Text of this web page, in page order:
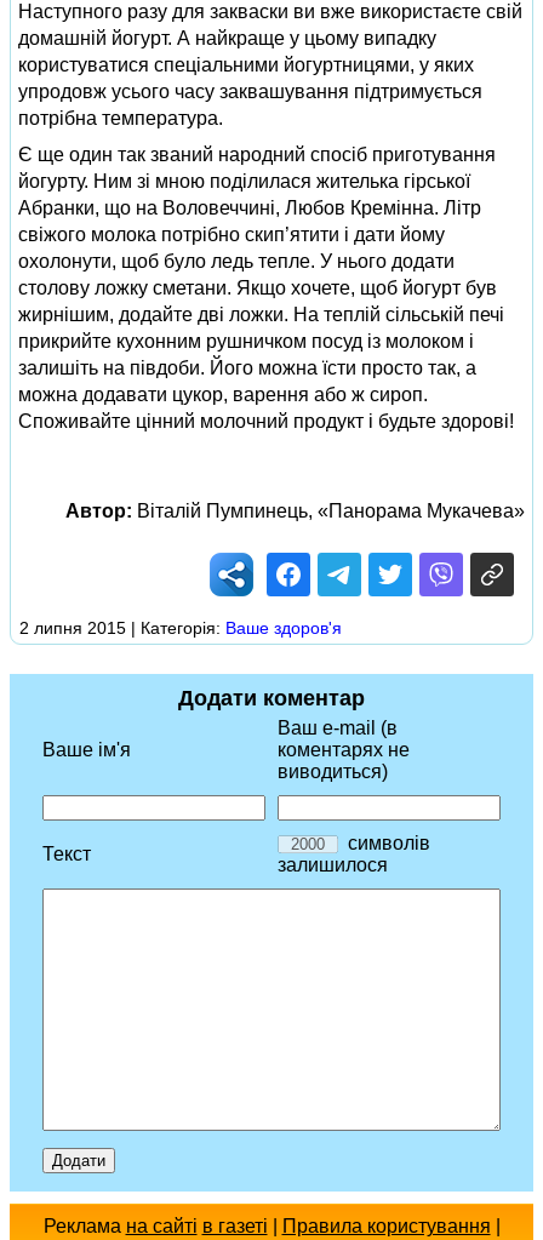
Наступного разу для закваски ви вже використаєте свій
домашній йогурт. А найкраще у цьому випадку
користуватися спеціальними йогуртницями, у яких
упродовж усього часу заквашування підтримується
потрібна температура.
Є ще один так званий народний спосіб приготування
йогурту. Ним зі мною поділилася жителька гірської
Абранки, що на Воловеччині, Любов Кремінна. Літр
свіжого молока потрібно скип’ятити і дати йому
охолонути, щоб було ледь тепле. У нього додати
столову ложку сметани. Якщо хочете, щоб йогурт був
жирнішим, додайте дві ложки. На теплій сільській печі
прикрийте кухонним рушничком посуд із молоком і
залишіть на півдоби. Його можна їсти просто так, а
можна додавати цукор, варення або ж сироп.
Споживайте цінний молочний продукт і будьте здорові!
Автор: Віталій Пумпинець, «Панорама Мукачева»
2 липня 2015 | Категорія: Ваше здоров'я
Додати коментар
Ваше ім'я
Ваш e-mail (в
коментарях не
виводиться)
Текст
символів
залишилося
Реклама на сайті в газеті Правила користування